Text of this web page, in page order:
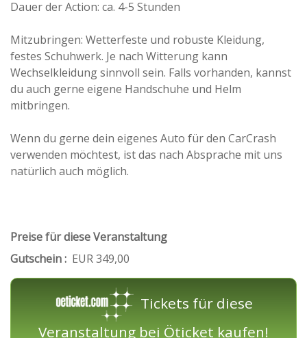
Dauer der Action: ca. 4-5 Stunden
Mitzubringen: Wetterfeste und robuste Kleidung,
festes Schuhwerk. Je nach Witterung kann
Wechselkleidung sinnvoll sein. Falls vorhanden, kannst
du auch gerne eigene Handschuhe und Helm
mitbringen.
Wenn du gerne dein eigenes Auto für den CarCrash
verwenden möchtest, ist das nach Absprache mit uns
natürlich auch möglich.
Preise für diese Veranstaltung
Gutschein : EUR 349,00
Tickets für diese
Veranstaltung bei Öticket kaufen!